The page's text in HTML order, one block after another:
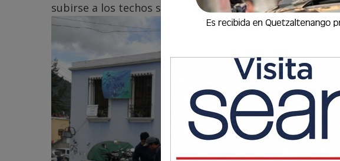
subirse a los techos sofocaron el fuego.